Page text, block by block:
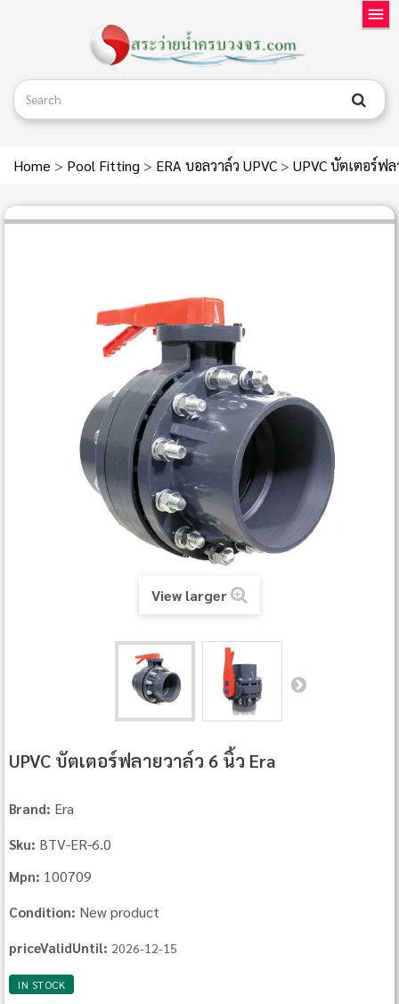
Home > Pool Fitting > ERA บอลวาล์ว UPVC > UPVC บัตเตอร์ฟ
View larger
UPVC บัตเตอร์ฟลายวาล์ว 6 นิ้ว Era
Brand: Era
Sku: BTV-ER-6.0
Mpn: 100709
Condition: New product
priceValidUntil: 2026-12-15
IN STOCK